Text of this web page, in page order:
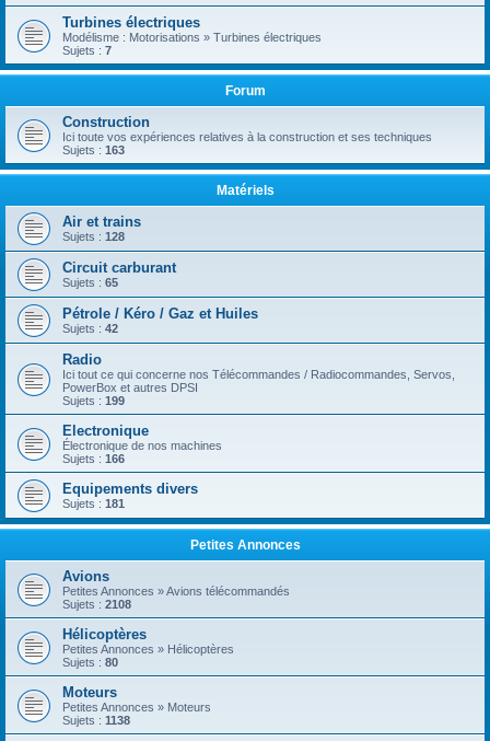
Turbines électriques
Modélisme : Motorisations » Turbines électriques
Sujets : 7
Forum
Construction
Ici toute vos expériences relatives à la construction et ses techniques
Sujets : 163
Matériels
Air et trains
Sujets : 128
Circuit carburant
Sujets : 65
Pétrole / Kéro / Gaz et Huiles
Sujets : 42
Radio
Ici tout ce qui concerne nos Télécommandes / Radiocommandes, Servos,
PowerBox et autres DPSI
Sujets : 199
Electronique
Électronique de nos machines
Sujets : 166
Equipements divers
Sujets : 181
Petites Annonces
Avions
Petites Annonces » Avions télécommandés
Sujets : 2108
Hélicoptères
Petites Annonces » Hélicoptères
Sujets : 80
Moteurs
Petites Annonces » Moteurs
Sujets : 1138